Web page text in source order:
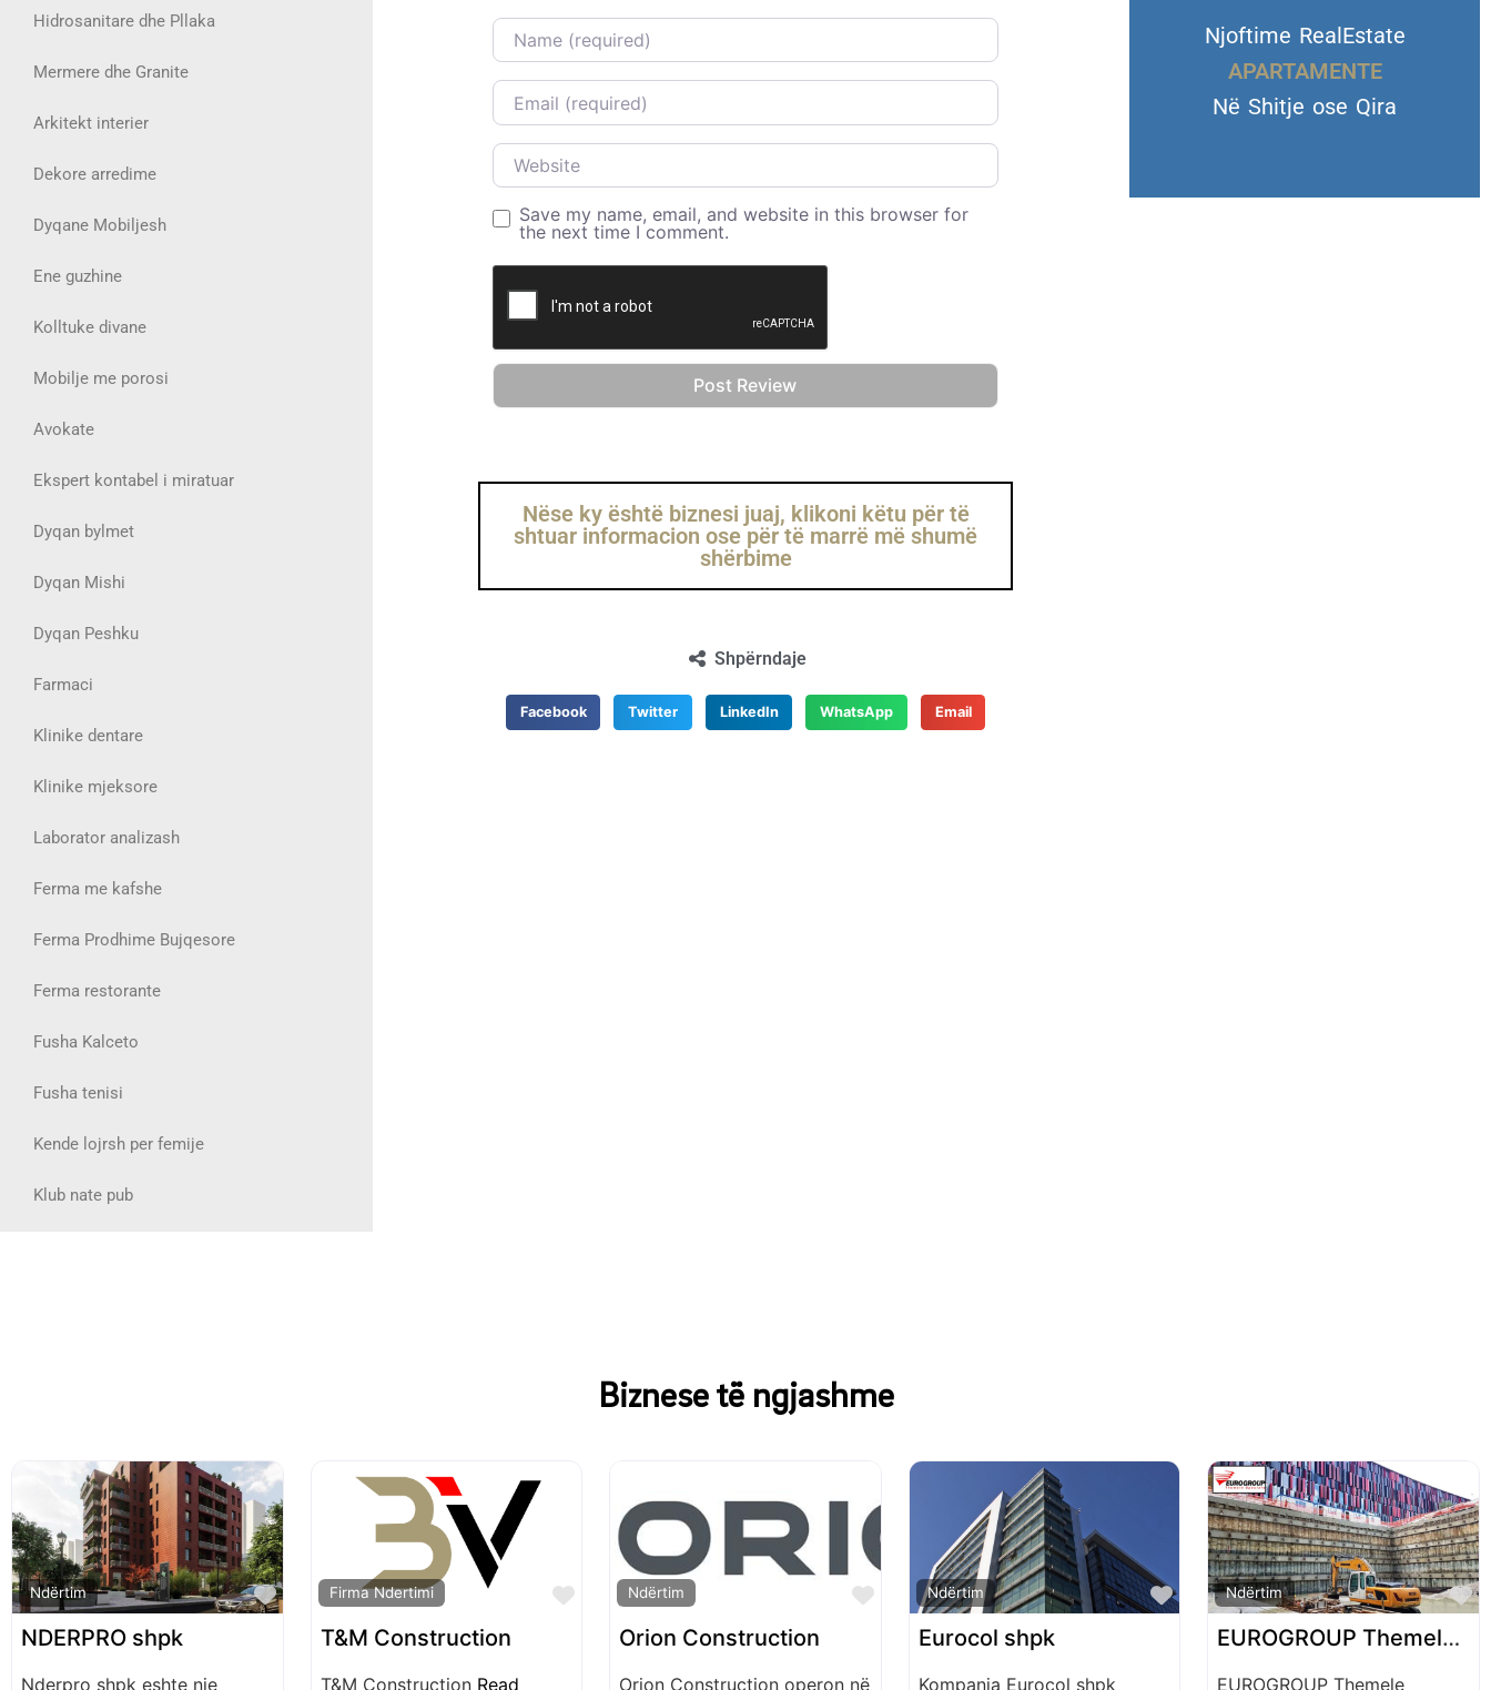
Hidrosanitare dhe Pllaka
Mermere dhe Granite
Arkitekt interier
Dekore arredime
Dyqane Mobiljesh
Ene guzhine
Kolltuke divane
Mobilje me porosi
Avokate
Ekspert kontabel i miratuar
Dyqan bylmet
Dyqan Mishi
Dyqan Peshku
Farmaci
Klinike dentare
Klinike mjeksore
Laborator analizash
Ferma me kafshe
Ferma Prodhime Bujqesore
Ferma restorante
Fusha Kalceto
Fusha tenisi
Kende lojrsh per femije
Klub nate pub
Name
Email
Website
Save my name, email, and website in this browser for
the next time I comment.
Nëse ky është biznesi juaj, klikoni këtu për të
shtuar informacion ose për të marrë më shumë
shërbime
Shpërndaje
Facebook Twitter LinkedIn WhatsApp Email
Njoftime RealEstate
APARTAMENTE
VILA DHE TROJE
Në Shitje ose Qira
Biznese të ngjashme
Ndërtim
Favorite
NDERPRO shpk
Nderpro shpk eshte nje
Firma Ndertimi
Favorite
T&M Construction
T&M Construction Read
Ndërtim
Favorite
Orion Construction
Orion Construction operon në
Ndërtim
Favorite
Eurocol shpk
Kompania Eurocol shpk
Ndërtim
EUROGROUP Themele Speciale
EUROGROUP Themele